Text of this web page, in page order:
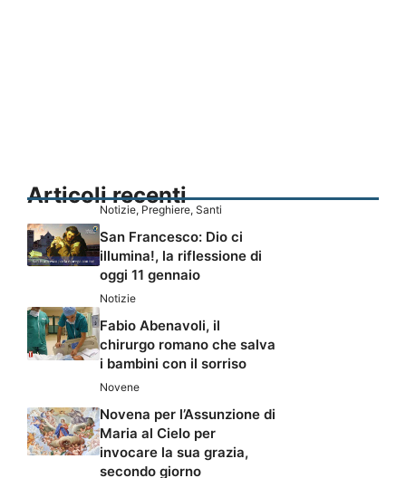
Articoli recenti
Notizie, Preghiere, Santi
San Francesco: Dio ci
illumina!, la riflessione di
oggi 11 gennaio
Notizie
Fabio Abenavoli, il
chirurgo romano che salva
i bambini con il sorriso
Novene
Novena per l’Assunzione di
Maria al Cielo per
invocare la sua grazia,
secondo giorno